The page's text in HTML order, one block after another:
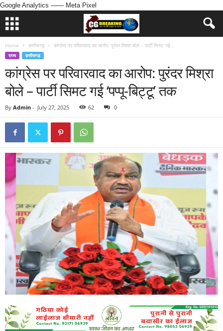
Google Analytics —— Meta Pixel
Home छत्तीसगढ़ कांग्रेस पर परिवारवाद का आरोप: पुरंदर मिश्रा बोले – पार्टी सिमट गई...
राज्य छत्तीसगढ़
कांग्रेस पर परिवारवाद का आरोप: पुरंदर मिश्रा
बोले – पार्टी सिमट गई ‘पप्पू-बिट्टू’ तक
By Admin - July 27, 2025 62 0